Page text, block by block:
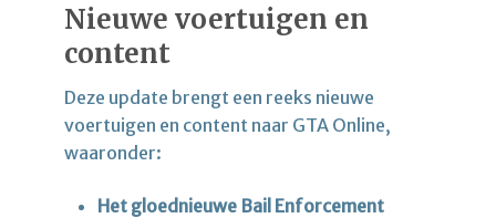
Nieuwe voertuigen en
content
Deze update brengt een reeks nieuwe
voertuigen en content naar GTA Online,
waaronder:
Het gloednieuwe Bail Enforcement